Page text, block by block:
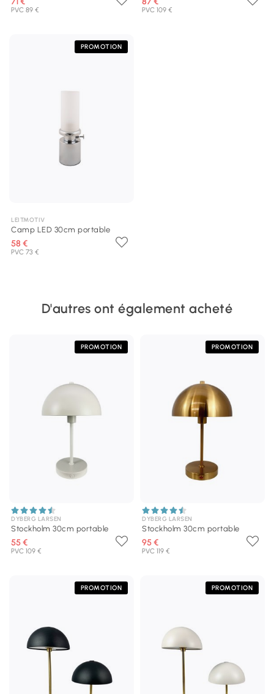
PVC 89 € PVC 109 €
PROMOTION
LEITMOTIV
Camp LED 30cm portable
58 €
PVC 73 €
D'autres ont également acheté
PROMOTION
DYBERG LARSEN
Stockholm 30cm portable
55 €
PVC 109 €
PROMOTION
DYBERG LARSEN
Stockholm 30cm portable
95 €
PVC 119 €
PROMOTION PROMOTION